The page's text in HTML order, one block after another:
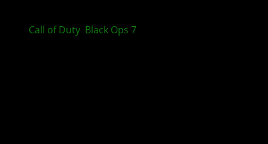
Call of Duty Black Ops 7